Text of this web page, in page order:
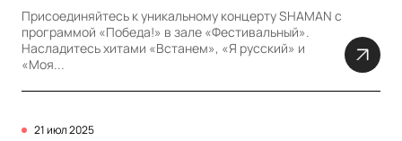
Присоединяйтесь к уникальному концерту SHAMAN с
программой «Победа!» в зале «Фестивальный».
Насладитесь хитами «Встанем», «Я русский» и
«Моя...
21 июл 2025